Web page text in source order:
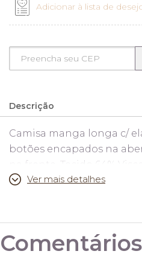
Adicionar à lista de
Descrição
Camisa manga longa c/
botões encapados na
na frente. Tecido 64%
Ver mais detalhes